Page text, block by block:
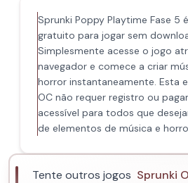
Sprunki Poppy Playtime Fase 5
gratuito para jogar sem
Simplesmente acesse o jogo
navegador e comece a criar
horror instantaneamente. Esta
OC não requer registro ou
acessível para todos que
de elementos de música e
Tente outros jogos Sprunki